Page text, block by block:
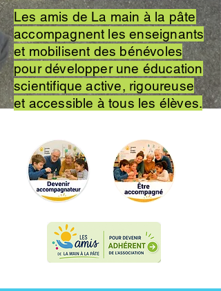
Les amis de La main à la pâte
accompagnent les enseignants
et mobilisent des bénévoles
pour développer une éducation
scientifique active, rigoureuse
et accessible à tous les élèves.